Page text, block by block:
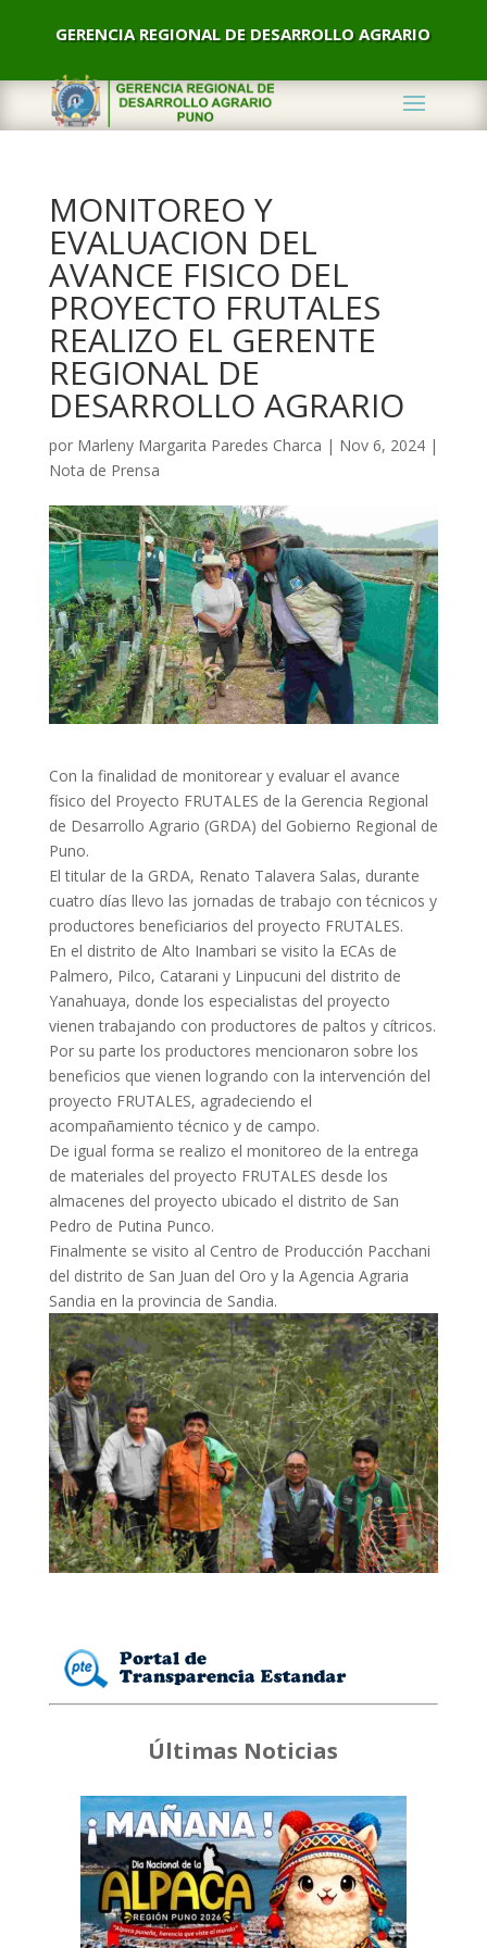
GERENCIA REGIONAL DE DESARROLLO AGRARIO
MONITOREO Y
EVALUACION DEL
AVANCE FISICO DEL
PROYECTO FRUTALES
REALIZO EL GERENTE
REGIONAL DE
DESARROLLO AGRARIO
por Marleny Margarita Paredes Charca | Nov 6, 2024|
Nota de Prensa
Con la finalidad de monitorear y evaluar el avance
físico del Proyecto FRUTALES de la Gerencia Regional
de Desarrollo Agrario (GRDA) del Gobierno Regional de
Puno.
El titular de la GRDA, Renato Talavera Salas, durante
cuatro días llevo las jornadas de trabajo con técnicos y
productores beneficiarios del proyecto FRUTALES.
En el distrito de Alto Inambari se visito la ECAs de
Palmero, Pilco, Catarani y Linpucuni del distrito de
Yanahuaya, donde los especialistas del proyecto
vienen trabajando con productores de paltos y cítricos.
Por su parte los productores mencionaron sobre los
beneficios que vienen logrando con la intervención del
proyecto FRUTALES, agradeciendo el
acompañamiento técnico y de campo.
De igual forma se realizo el monitoreo de la entrega
de materiales del proyecto FRUTALES desde los
almacenes del proyecto ubicado el distrito de San
Pedro de Putina Punco.
Finalmente se visito al Centro de Producción Pacchani
del distrito de San Juan del Oro y la Agencia Agraria
Sandia en la provincia de Sandia.
Últimas Noticias